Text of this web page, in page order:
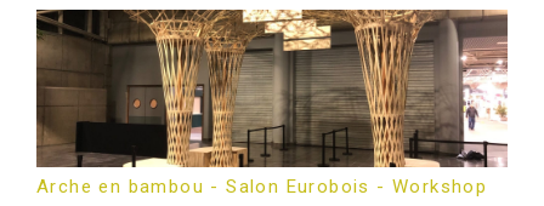
Arche en bambou - Salon Eurobois - Workshop